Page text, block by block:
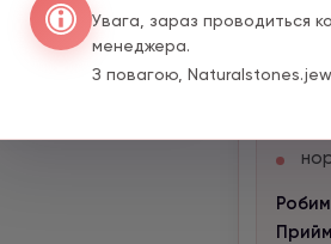
Увага, зараз проводиться
менеджера.
З повагою,